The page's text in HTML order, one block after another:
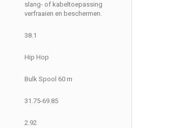
slang- of kabeltoepassing
verfraaien en beschermen.
38.1
Hip Hop
Bulk Spool 60 m
31.75-69.85
2.92